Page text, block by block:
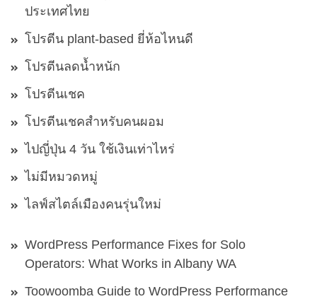
ประเทศไทย
โปรตีน plant-based ยี่ห้อไหนดี
โปรตีนลดน้ำหนัก
โปรตีนเชค
โปรตีนเชคสำหรับคนผอม
ไปญี่ปุ่น 4 วัน ใช้เงินเท่าไหร่
ไม่มีหมวดหมู่
ไลฟ์สไตล์เมืองคนรุ่นใหม่
WordPress Performance Fixes for Solo
Operators: What Works in Albany WA
Toowoomba Guide to WordPress Performance